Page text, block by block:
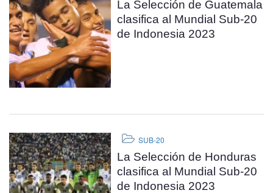
La Selección de Guatemala
clasifica al Mundial Sub-20
de Indonesia 2023
SUB-20
La Selección de Honduras
clasifica al Mundial Sub-20
de Indonesia 2023